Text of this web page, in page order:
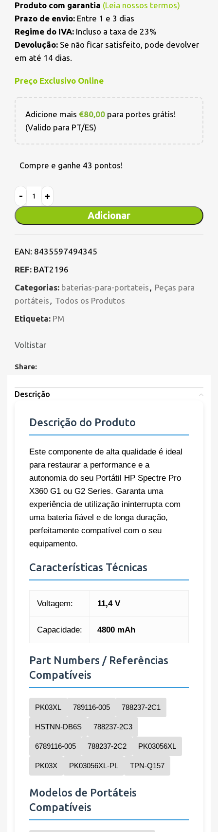
Produto com garantia (Leia nossos termos)
Prazo de envio: Entre 1 e 3 dias
Regime do IVA: Incluso a taxa de 23%
Devolução: Se não ficar satisfeito, pode devolver
em até 14 dias.
Preço Exclusivo Online
Adicione mais €80,00 para portes grátis!
(Valido para PT/ES)
Compre e ganhe 43 pontos!
Adicionar
EAN: 8435597494345
REF: BAT2196
Categorias: baterias-para-portateis , Peças para
portáteis , Todos os Produtos
Etiqueta: PM
Voltistar
Share:
Descrição
Descrição do Produto
Este componente de alta qualidade é ideal
para restaurar a performance e a
autonomia do seu Portátil HP Spectre Pro
X360 G1 ou G2 Series. Garanta uma
experiência de utilização ininterrupta com
uma bateria fiável e de longa duração,
perfeitamente compatível com o seu
equipamento.
Características Técnicas
Voltagem: 11,4 V
Capacidade: 4800 mAh
Part Numbers / Referências
Compatíveis
PK03XL 789116-005 788237-2C1
HSTNN-DB6S 788237-2C3
6789116-005 788237-2C2 PK03056XL
PK03X PK03056XL-PL TPN-Q157
Modelos de Portáteis
Compatíveis